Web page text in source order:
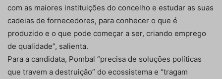
com as maiores instituições do concelho e estudar as suas
cadeias de fornecedores, para conhecer o que é
produzido e o que pode começar a ser, criando emprego
de qualidade”, salienta.
Para a candidata, Pombal “precisa de soluções políticas
que travem a destruição” do ecossistema e “tragam